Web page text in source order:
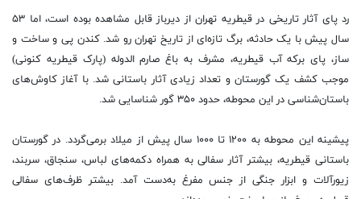
رد پای آثار تاریخی در قیطریه تهران از دیرباز قابل مشاهده بوده است، اما ۵۳
سال پیش با یک حادثه، برگ تازه‌ای از تاریخ تهران رو شد. کندن پی و ساخت و
ساز، پای برکه آب قیطریه، مشرف به باغ صارم الدوله (پارک قیطریه کنونی)
موجب کشف یک گورستان و تعداد زیادی آثار باستانی شد. با آغاز کاوش‌های
باستان‌شناسی در این محوطه، حدود ۳۵۰ گور شناسایی شد.
پیشینه این محوطه به ۱۲۰۰ تا ۱۰۰۰ سال پیش از میلاد برمی‌گردد. در گورستان
باستانی قیطریه، بیشتر آثار سفالی به همراه دکمه‌های لباس، سنجاق، سربند،
زیورآلات و ابزار جنگی از جنس مفرغ به‌دست آمد. بیشتر ظرف‌های سفالی